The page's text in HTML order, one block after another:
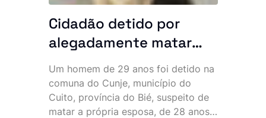
Cidadão detido por
alegadamente matar
esposa grávida de oito
meses no Bié
Um homem de 29 anos foi detido na
comuna do Cunje, município do
Cuito, província do Bié, suspeito de
matar a própria esposa, de 28 anos,